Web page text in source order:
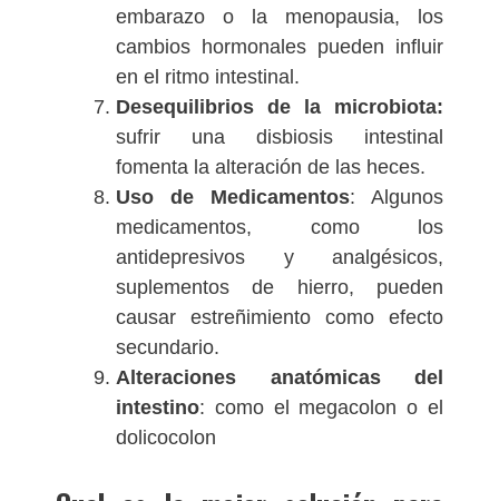
embarazo o la menopausia, los
cambios hormonales pueden influir
en el ritmo intestinal.
Desequilibrios de la microbiota:
sufrir una disbiosis intestinal
fomenta la alteración de las heces.
Uso de Medicamentos: Algunos
medicamentos, como los
antidepresivos y analgésicos,
suplementos de hierro, pueden
causar estreñimiento como efecto
secundario.
Alteraciones anatómicas del
intestino: como el megacolon o el
dolicocolon